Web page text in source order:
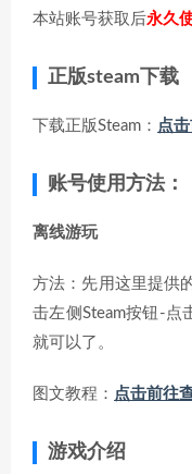
本站账号获取后永久
正版steam下载
下载正版Steam： 点
账号使用方法：
离线游玩
方法：先用这里提供
击左侧Steam按钮-点
就可以了。
图文教程： 点击前往
游戏介绍